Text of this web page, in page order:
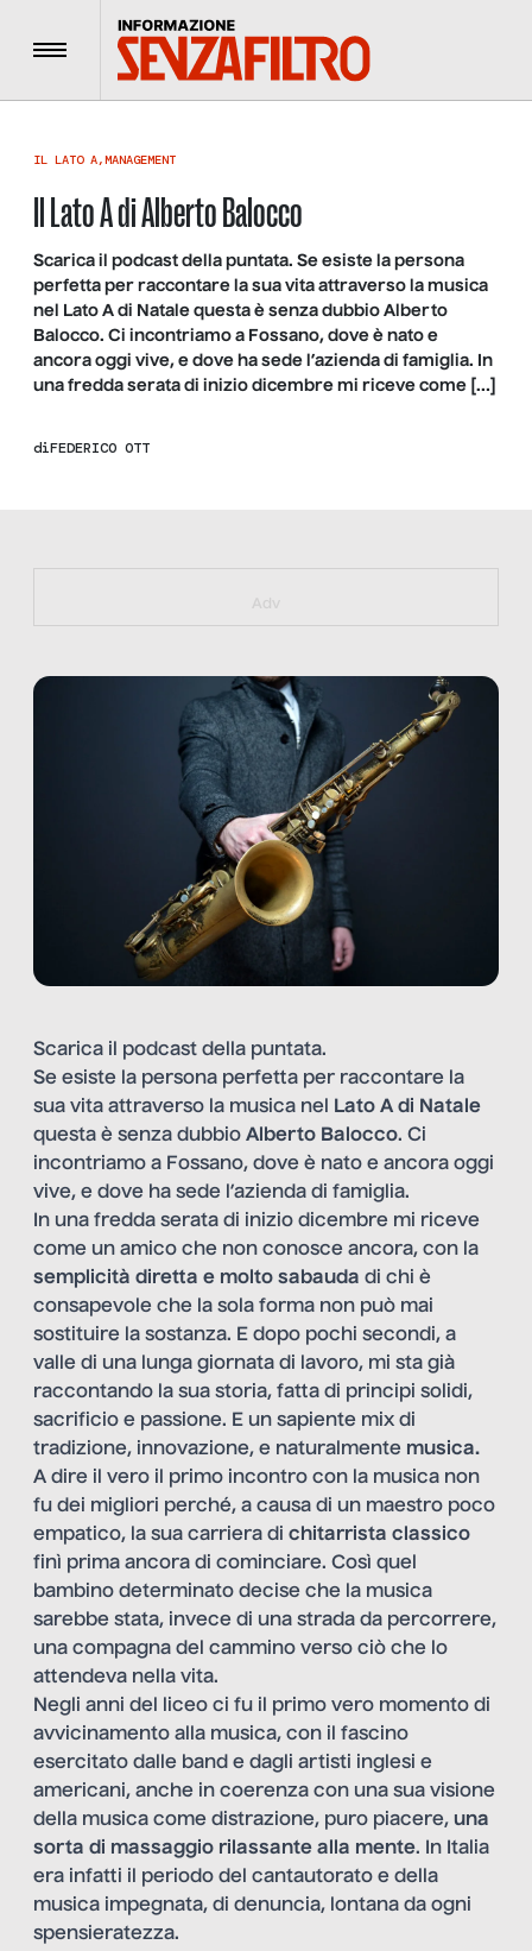
Menu
IL LATO A,MANAGEMENT
Il Lato A di Alberto Balocco
Scarica il podcast della puntata. Se esiste la persona
perfetta per raccontare la sua vita attraverso la musica
nel Lato A di Natale questa è senza dubbio Alberto
Balocco. Ci incontriamo a Fossano, dove è nato e
ancora oggi vive, e dove ha sede l’azienda di famiglia. In
una fredda serata di inizio dicembre mi riceve come […]
diFEDERICO OTT
https://bit.ly/muster_aggiornamento
Adv
Scarica il podcast della puntata.
Se esiste la persona perfetta per raccontare la
sua vita attraverso la musica nel
Lato A di Natale
questa è senza dubbio Alberto Balocco. Ci
incontriamo a Fossano, dove è nato e ancora oggi
vive, e dove ha sede l’azienda di famiglia.
In una fredda serata di inizio dicembre mi riceve
come un amico che non conosce ancora, con la
semplicità diretta e molto sabauda di chi è
consapevole che la sola forma non può mai
sostituire la sostanza. E dopo pochi secondi, a
valle di una lunga giornata di lavoro, mi sta già
raccontando la sua storia, fatta di principi solidi,
sacrificio e passione. E un sapiente mix di
tradizione, innovazione, e naturalmente musica.
A dire il vero il primo incontro con la musica non
fu dei migliori perché, a causa di un maestro poco
empatico, la sua carriera di chitarrista classico
finì prima ancora di cominciare. Così quel
bambino determinato decise che la musica
sarebbe stata, invece di una strada da percorrere,
una compagna del cammino verso ciò che lo
attendeva nella vita.
Negli anni del liceo ci fu il primo vero momento di
avvicinamento alla musica, con il fascino
esercitato dalle band e dagli artisti inglesi e
americani, anche in coerenza con una sua visione
della musica come distrazione, puro piacere, una
sorta di massaggio rilassante alla mente. In Italia
era infatti il periodo del cantautorato e della
musica impegnata, di denuncia, lontana da ogni
spensieratezza.